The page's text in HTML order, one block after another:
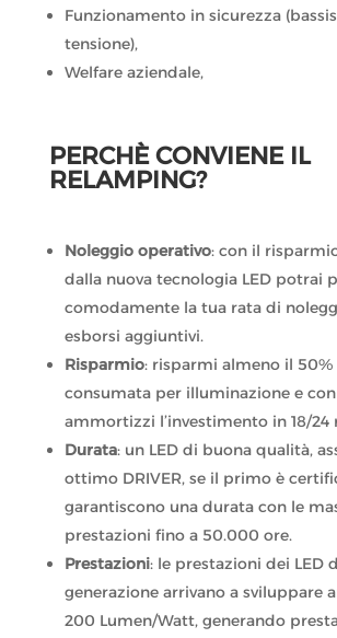
Funzionamento in sicurezza
tensione),
Welfare aziendale,
PERCHÈ CONVIENE IL
RELAMPING?
Noleggio operativo: con il
dalla nuova tecnologia LED potrai
comodamente la tua rata di
esborsi aggiuntivi.
Risparmio: risparmi almeno il 50%
consumata per illuminazione e
ammortizzi l’investimento in 18/24
Durata: un LED di buona qualità,
ottimo DRIVER, se il primo è
garantiscono una durata con le
prestazioni fino a 50.000 ore.
Prestazioni: le prestazioni dei LED
generazione arrivano a sviluppare
200 Lumen/Watt, generando